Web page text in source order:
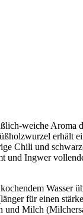
weiche Aroma
erhält
Chili und
und Ingwer
Wasser
für einen
und Milch